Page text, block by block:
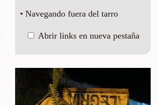
• Navegando fuera del tarro
Abrir links en nueva pestaña